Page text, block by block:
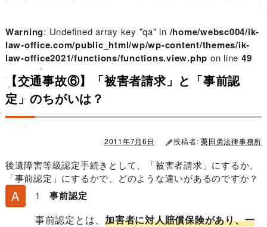
Warning: Undefined array key "qa" in /home/websc004/ik-
law-office.com/public_html/wp/wp-content/themes/ik-
law-office2021/functions/functions.view.php on line 49
【交通事故⑥】「被害者請求」と「事前認
定」のちがいは？
2011年7月6日 投稿者:栗田勇法律事務所
後遺障害等級認定手続きとして、「被害者請求」にするか、
「事前認定」にするかで、どのような違いがあるのですか？
1事前認定
事前認定とは、加害者に対人賠償保険があり、一
リ
ー
稿
ナ
ビ
ゲ
ー
シ
ョ